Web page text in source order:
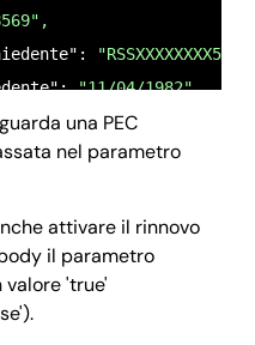
"11/04/1982",
"M",
"IT",
"",
"via verdi 20",
una PEC
nel parametro
attivare il rinnovo
il parametro
'true'